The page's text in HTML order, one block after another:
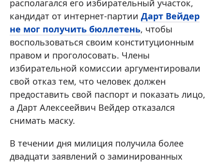
располагался его избирательный участок,
кандидат от интернет-партии Дарт Вейдер
не мог получить бюллетень, чтобы
воспользоваться своим конституционным
правом и проголосовать. Члены
избирательной комиссии аргументировали
свой отказ тем, что человек должен
предоставить свой паспорт и показать лицо,
а Дарт Алексеейвич Вейдер отказался
снимать маску.
В течении дня милиция получила более
двадцати заявлений о заминированных